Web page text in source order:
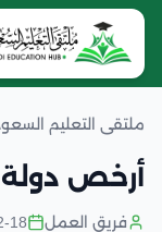
ملتقى التعليم
أرخص دولة
فريق العمل 18